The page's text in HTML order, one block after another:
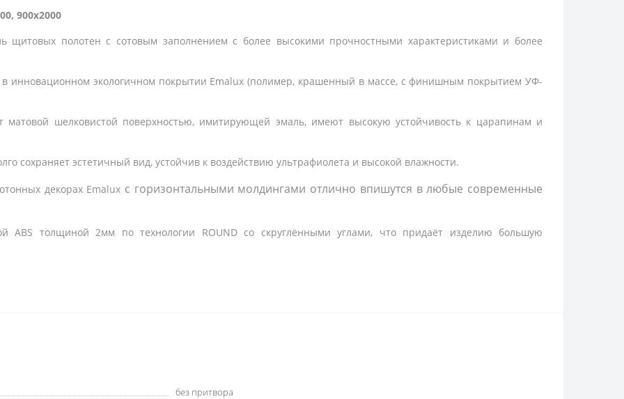
900x2000
щитовых полотен c сотовым заполнением с более высокими прочностными характеристиками и более
инновационном экологичном покрытии Emalux (полимер, крашенный в массе, с финишным покрытием УФ-
шелковистой поверхностью, имитирующей эмаль, имеют высокую устойчивость к царапинам и
сохраняет эстетичный вид, устойчив к воздействию ультрафиолета и высокой влажности.
декорах Emalux с горизонтальными молдингами отлично впишутся в любые современные
ABS толщиной 2мм по технологии ROUND со скруглёнными углами, что придаёт изделию большую
без притвора